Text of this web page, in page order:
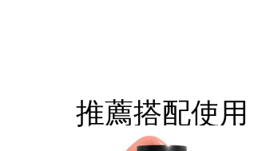
推薦搭配使用